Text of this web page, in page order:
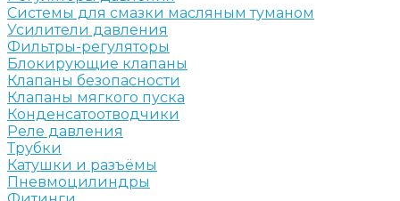
Системы для смазки масляным туманом
Усилители давления
Фильтры-регуляторы
Блокирующие клапаны
Клапаны безопасности
Клапаны мягкого пуска
Конденсатоотводчики
Реле давления
Трубки
Катушки и разъёмы
Пневмоцилиндры